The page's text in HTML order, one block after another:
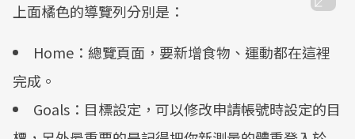
上面橘色的導覽列分別是：
Home：總覽頁面，要新增食物、運動都在這裡
完成。
Goals：目標設定，可以修改申請帳號時設定的目